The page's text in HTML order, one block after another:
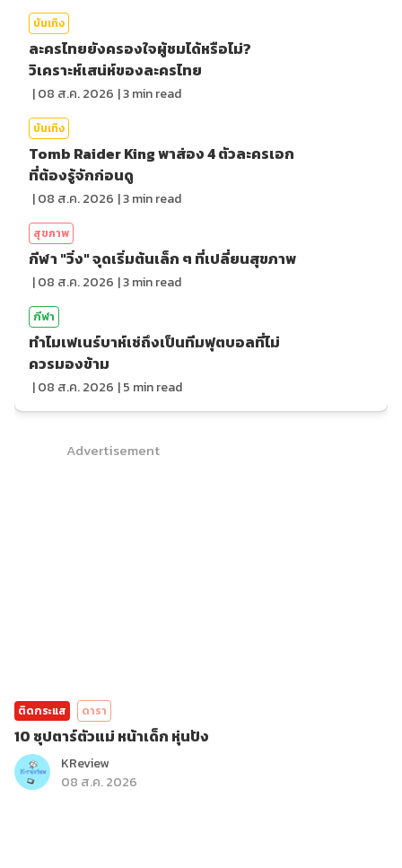
บันเทิง
ละครไทยยังครองใจผู้ชมได้หรือไม่?
วิเคราะห์เสน่ห์ของละครไทย
|08 ส.ค. 2026 |3min read
บันเทิง
Tomb Raider King พาส่อง 4 ตัวละครเอก
ที่ต้องรู้จักก่อนดู
|08 ส.ค. 2026 |3min read
สุขภาพ
กีฬา "วิ่ง" จุดเริ่มต้นเล็ก ๆ ที่เปลี่ยนสุขภาพ
|08 ส.ค. 2026 |3min read
กีฬา
ทำไมเฟเนร์บาห์เช่ถึงเป็นทีมฟุตบอลที่ไม่
ควรมองข้าม
|08 ส.ค. 2026 |5 min read
Advertisement
ติดกระแส ดารา
10 ซุปตาร์ตัวแม่ หน้าเด็ก หุ่นปัง
KReview
08 ส.ค. 2026